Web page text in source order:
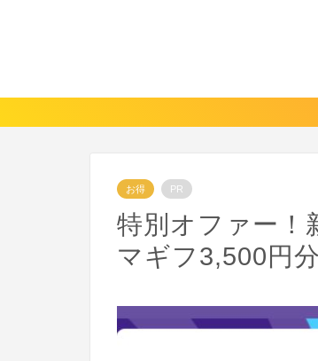
お得 PR
特別オファー！
マギフ3,500円